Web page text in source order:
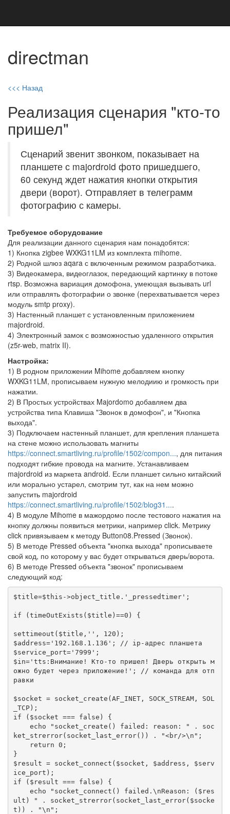
directman
<<< Назад
Реализация сценария "кто-то
пришел"
Сценарий звенит звонком, показывает на
планшете с majordroid фото пришедшего,
60 секунд ждет нажатия кнопки открытия
двери (ворот). Отправляет в телеграмм
фотографию с камеры.
Требуемое оборудование
Для реализации данного сценария нам понадобятся:
1) Кнопка zigbee WXKG11LM из комплекта mihome.
2) Родной шлюз aqara с включенным режимом разработчика.
3) Видеокамера, видеоглазок, передающий картинку в потоке
rtsp. Возможна вариация домофона, умеющая вызывать url
или отправлять фотографии о звонке (перехватывается через
модуль smtp proxy).
3) Настенный планшет с установленным приложением
majordroid.
4) Электронный замок с возможностью удаленного открытия
(z5r-web, matrix II).
Настройка:
1) В родном приложении Mihome добавляем кнопку
WXKG11LM, прописываем нужную мелодиию и громкость при
нажатии.
2) В Простых устройствах Majordomo добавляем два
устройства типа Клавиша "Звонок в домофон", и "Кнопка
выхода".
3) Подключаем настенный планшет, для крепления планшета
на стене можно использовать магниты
https://connect.smartliving.ru/profile/1502/compon..., для питания
подходят гибкие провода на магните. Устанавливаем
majordroid из маркета android. Если планшет сильно китайский
или морально устарел, смотрим тут, как на нем можно
запустить majordroid
https://connect.smartliving.ru/profile/1502/blog31....
4) В модуле Mihome в мажордомо после тестового нажатия на
кнопку должны появиться метрики, например click. Метрику
click привязываем к методу Button08.Pressed (Звонок).
5) В методе Pressed объекта "кнопка выхода" прописываете
свой код, по которому у вас будет открываться дверь/ворота.
6) В методе Pressed объекта "звонок" прописываем
следующий код:
$title=$this->object_title.'_pressedtimer';
if (timeOutExists($title)==0) {
settimeout($title,'', 120);
$address='192.168.1.136'; // ip-адрес планшета
$service_port='7999';
$in='tts:Внимание! Кто-то пришел! Дверь открыть м
ожно будет через приложение!'; // команда для отп
равки
$socket = socket_create(AF_INET, SOCK_STREAM, SOL
_TCP);
if ($socket === false) {
ket_strerror(socket_last_error()) . "<br/>\n";
}
$result = socket_connect($socket, $address, $serv
ice_port);
if ($result === false) {
ult) " . socket_strerror(socket_last_error($socke
t)) . "\n";